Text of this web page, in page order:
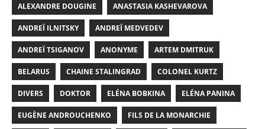
ALEXANDRE DOUGINE ANASTASIA KASHEVAROVA
ANDREÏ ILNITSKY ANDREÏ MEDVEDEV
ANDREÏ TSIGANOV ANONYME ARTEM DMITRUK
BELARUS CHAINE STALINGRAD COLONEL KURTZ
DIVERS DOKTOR ELÉNA BOBKINA ELÉNA PANINA
EUGÈNE ANDROUCHENKO FILS DE LA MONARCHIE